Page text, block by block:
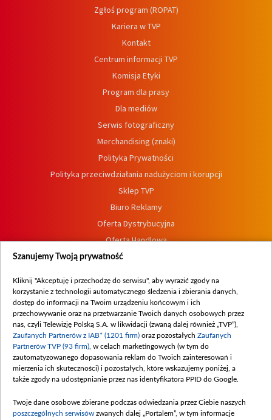
Zgłoś program (ROPAT)
Kariera w TVP
Kontakt
Centrum informacji TVP
Komisja Etyki
Program dla prasy
Dla mediów
Serwis fotograficzny
Merchandising (znaki)
Polityka Prywatności
Polityka przeciwdziałania nadużyciom i korupcji
Sklep TVP
Biuro Reklamy
Oferta Dystrybucyjna
Oferta Handlowa
Dostępność
Procedura zgłoszeń wewnętrznych
Szanujemy Twoją prywatność
Kliknij "Akceptuję i przechodzę do serwisu", aby wyrazić zgody na
korzystanie z technologii automatycznego śledzenia i zbierania danych,
dostęp do informacji na Twoim urządzeniu końcowym i ich
przechowywanie oraz na przetwarzanie Twoich danych osobowych przez
nas, czyli Telewizję Polską S.A. w likwidacji (zwaną dalej również „TVP”),
Zaufanych Partnerów z IAB* (1201 firm) oraz pozostałych Zaufanych
Partnerów TVP (93 firm) , w celach marketingowych (w tym do
zautomatyzowanego dopasowania reklam do Twoich zainteresowań i
mierzenia ich skuteczności) i pozostałych, które wskazujemy poniżej, a
także zgody na udostępnianie przez nas identyfikatora PPID do Google.
Twoje dane osobowe zbierane podczas odwiedzania przez Ciebie naszych
poszczególnych serwisów zwanych dalej „Portalem”, w tym informacje